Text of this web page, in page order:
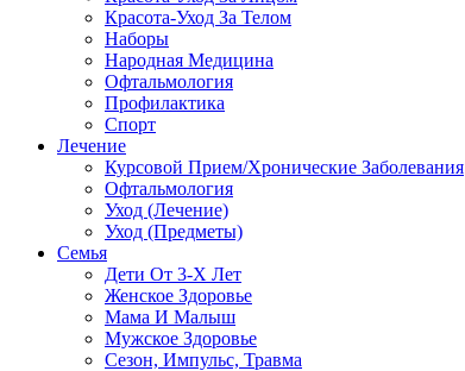
Красота-Уход За Телом
Наборы
Народная Медицина
Офтальмология
Профилактика
Спорт
Лечение
Курсовой Прием/Хронические Заболевания
Офтальмология
Уход (Лечение)
Уход (Предметы)
Семья
Дети От 3-Х Лет
Женское Здоровье
Мама И Малыш
Мужское Здоровье
Сезон, Импульс, Травма